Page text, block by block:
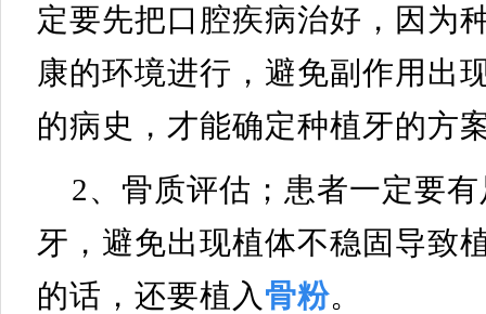
定要先把口腔疾病治好，因为
康的环境进行，避免副作用出
的病史，才能确定种植牙的方
2、骨质评估；患者一定要
牙，避免出现植体不稳固导致
的话，还要植入 骨粉。